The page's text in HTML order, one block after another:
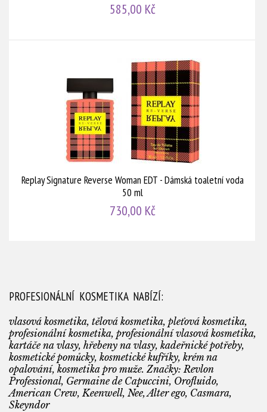
585,00 Kč
Replay Signature Reverse Woman EDT - Dámská toaletní voda
50 ml
730,00 Kč
PROFESIONÁLNÍ KOSMETIKA NABÍZÍ:
vlasová kosmetika, tělová kosmetika, pleťová kosmetika,
profesionální kosmetika, profesionální vlasová kosmetika,
kartáče na vlasy, hřebeny na vlasy, kadeřnické potřeby,
kosmetické pomůcky, kosmetické kufříky, krém na
opalování, kosmetika pro muže. Značky: Revlon
Professional, Germaine de Capuccini, Orofluido,
American Crew, Keenwell, Nee, Alter ego, Casmara,
Skeyndor